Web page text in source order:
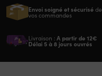
Envoi soigné et sécurisé de
vos commandes
Livraison : A partir de 12€
Délai 5 à 8 jours ouvrés